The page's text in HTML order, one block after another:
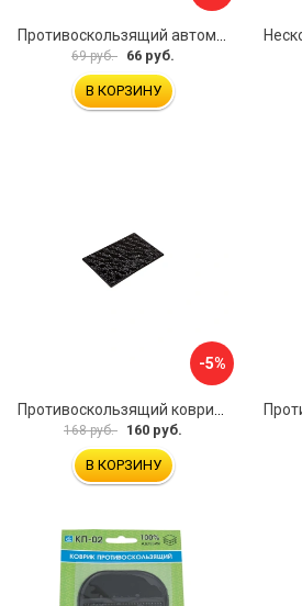
Противоскользящий автомобильный коврик панели SKYWAY S00401004
69 руб. 66 руб.
В КОРЗИНУ
-5%
168 руб. 160 руб.
В КОРЗИНУ